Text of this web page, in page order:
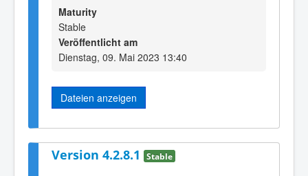
Maturity
Stable
Veröffentlicht am
Dienstag, 09. Mai 2023 13:40
Dateien anzeigen
Version 4.2.8.1 Stable